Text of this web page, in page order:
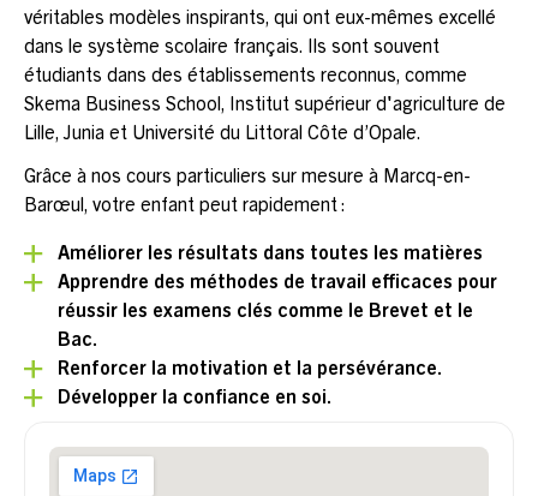
véritables modèles inspirants, qui ont eux-mêmes excellé
dans le système scolaire français. Ils sont souvent
étudiants dans des établissements reconnus, comme
Skema Business School, Institut supérieur d'agriculture de
Lille, Junia et Université du Littoral Côte d’Opale.
Grâce à nos cours particuliers sur mesure à Marcq-en-
Barœul, votre enfant peut rapidement :
Améliorer les résultats dans toutes les matières
Apprendre des méthodes de travail efficaces pour
réussir les examens clés comme le Brevet et le
Bac.
Renforcer la motivation et la persévérance.
Développer la confiance en soi.